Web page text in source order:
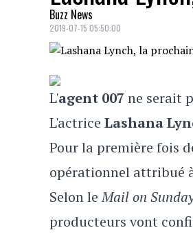
Buzz News
2019-07-15 05:50:00
L'agent 007 ne serait
L'actrice Lashana
Pour la première fois
opérationnel attribué
Selon leMail on
producteurs vont